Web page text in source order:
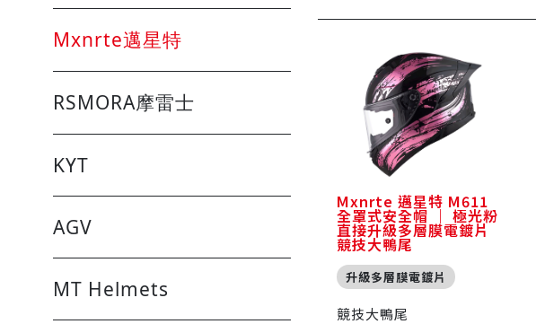
Mxnrte邁星特
RSMORA摩雷士
KYT
AGV
MT Helmets
Mxnrte 邁星特 M611
全罩式安全帽 ｜ 極光粉
直接升級多層膜電鍍片
競技大鴨尾
升級多層膜電鍍片
競技大鴨尾